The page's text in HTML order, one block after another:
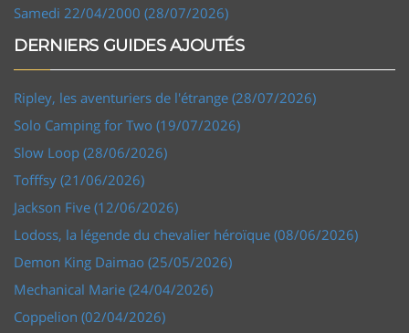
Samedi 22/04/2000 (28/07/2026)
DERNIERS GUIDES AJOUTÉS
Ripley, les aventuriers de l'étrange (28/07/2026)
Solo Camping for Two (19/07/2026)
Slow Loop (28/06/2026)
Tofffsy (21/06/2026)
Jackson Five (12/06/2026)
Lodoss, la légende du chevalier héroïque (08/06/2026)
Demon King Daimao (25/05/2026)
Mechanical Marie (24/04/2026)
Coppelion (02/04/2026)